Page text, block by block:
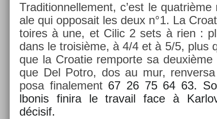
Tradition­nelle­ment, c’est le
ale qui op­posait les deux n°1. La
toires à une, et Cilic 2 sets à rien :
dans le troisiè­me, à 4/4 et à 5/5, plus
que la Croatie re­mpor­te sa deuxième
que Del Potro, dos au mur,
posa fin­ale­ment 67 26 7564 63.
lbonis fin­ira le travail face à
décisif.